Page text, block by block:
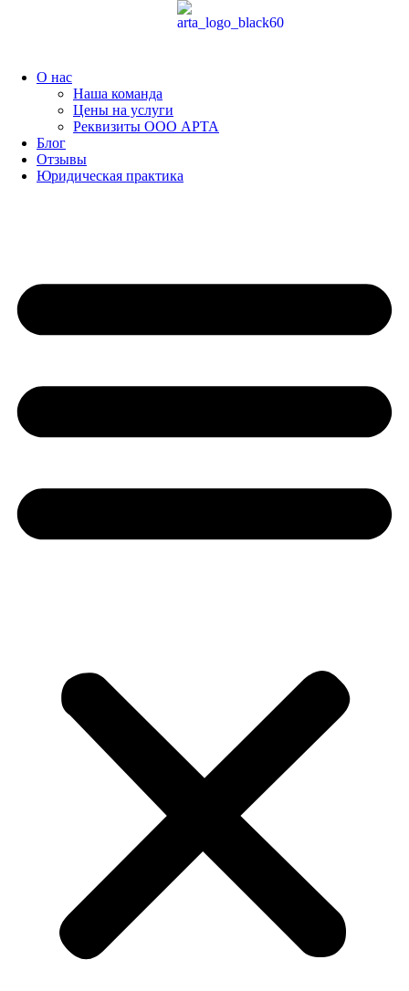
О нас
Наша команда
Цены на услуги
Реквизиты ООО АРТА
Блог
Отзывы
Юридическая практика